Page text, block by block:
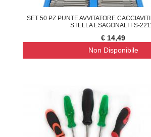
SET 50 PZ PUNTE AVVITATORE
STELLA ESAGONALI FS-
€ 14,49
Non Disponibile